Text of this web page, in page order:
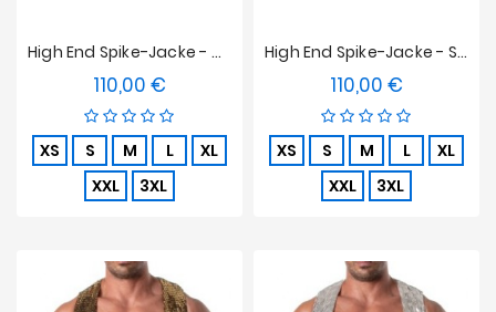
High End Spike-Jacke - Grau
110,00 €
XS S M L
XL
XXL
3XL
High End Spike-Jacke - Schwarz
110,00 €
XS S M L
XL
XXL
3XL